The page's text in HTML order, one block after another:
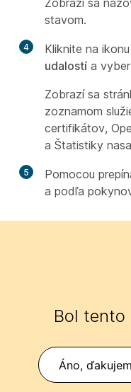
Zobrazí sa
stavom.
4 Kliknite na
udalostí a
Zobrazí sa
zoznamom
certifikátov,
a Štatistiky
5
Pomocou
a podľa
Bol tento
Áno,